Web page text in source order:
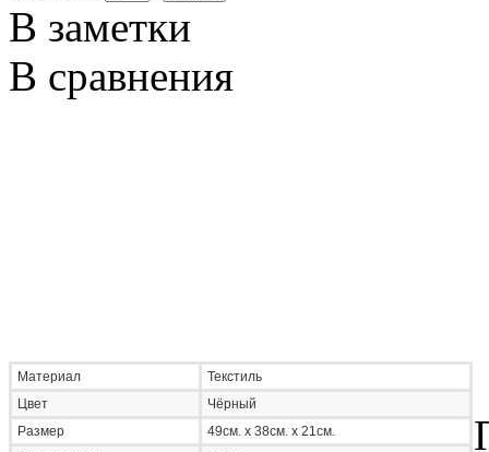
В заметки
В сравнения
Материал
Текстиль
Цвет
Чёрный
Размер
49см. х 38см. х 21см.